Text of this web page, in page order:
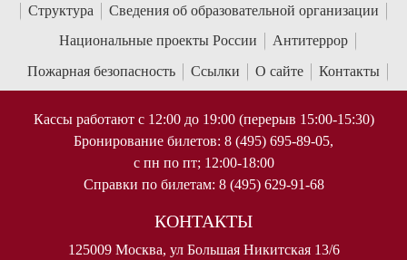
Структура
Сведения об образовательной организации
Национальные проекты России
Антитеррор
Пожарная безопасность
Ссылки О сайте Контакты
Кассы работают с 12:00 до 19:00 (перерыв 15:00-15:30)
Бронирование билетов: 8 (495) 695-89-05,
с пн по пт; 12:00-18:00
Справки по билетам: 8 (495) 629-91-68
КОНТАКТЫ
125009 Москва, ул Большая Никитская 13/6